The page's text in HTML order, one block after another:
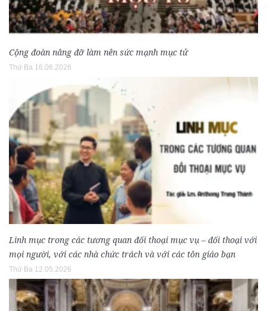
Cộng đoàn nâng đỡ làm nên sức mạnh mục tử
Thứ Ba 16.06.2026
Linh mục trong các tương quan đối thoại mục vụ – đối thoại với
mọi người, với các nhà chức trách và với các tôn giáo bạn
Thứ Ba 12.05.2026